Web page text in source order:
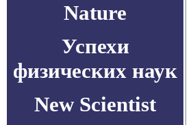
Nature
Успехи
физических наук
New Scientist